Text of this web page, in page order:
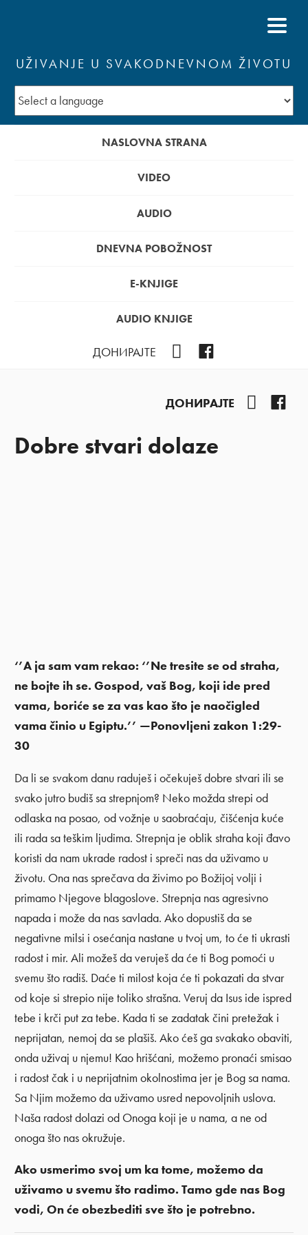
UŽIVANJE U SVAKODNEVNOM ŽIVOTU
NASLOVNA STRANA
VIDEO
AUDIO
DNEVNA POBOŽNOST
E-KNJIGE
AUDIO KNJIGE
ДОНИРАЈТЕ YouTube
ДОНИРАЈТЕ YouTube
Dobre stvari dolaze
‘’A ja sam vam rekao: ‘’Ne tresite se od straha,
ne bojte ih se. Gospod, vaš Bog, koji ide pred
vama, boriće se za vas kao što je naočigled
vama činio u Egiptu.’’ —Ponovljeni zakon 1:29-
30
Da li se svakom danu raduješ i očekuješ dobre stvari ili se
svako jutro budiš sa strepnjom? Neko možda strepi od
odlaska na posao, od vožnje u saobraćaju, čišćenja kuće
ili rada sa teškim ljudima. Strepnja je oblik straha koji đavo
koristi da nam ukrade radost i spreči nas da uživamo u
životu. Ona nas sprečava da živimo po Božijoj volji i
primamo Njegove blagoslove. Strepnja nas agresivno
napada i može da nas savlada. Ako dopustiš da se
negativne milsi i osećanja nastane u tvoj um, to će ti ukrasti
radost i mir. Ali možeš da veruješ da će ti Bog pomoći u
svemu što radiš. Daće ti milost koja će ti pokazati da stvar
od koje si strepio nije toliko strašna. Veruj da Isus ide ispred
tebe i krči put za tebe. Kada ti se zadatak čini pretežak i
neprijatan, nemoj da se plašiš. Ako ćeš ga svakako obaviti,
onda uživaj u njemu! Kao hrišćani, možemo pronaći smisao
i radost čak i u neprijatnim okolnostima jer je Bog sa nama.
Sa Njim možemo da uživamo usred nepovoljnih uslova.
Naša radost dolazi od Onoga koji je u nama, a ne od
onoga što nas okružuje.
Ako usmerimo svoj um ka tome, možemo da
uživamo u svemu što radimo. Tamo gde nas Bog
vodi, On će obezbediti sve što je potrebno.